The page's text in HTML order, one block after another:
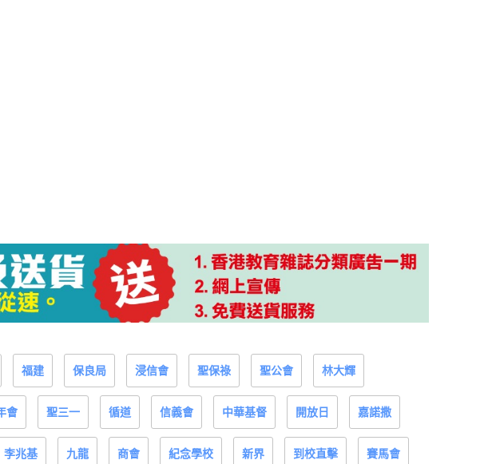
福建 保良局 浸信會 聖保祿 聖公會 林大輝
會 聖三一 循道 信義會 中華基督 開放日 嘉諾撒
李兆基 九龍 商會 紀念學校 新界 到校直擊 賽馬會